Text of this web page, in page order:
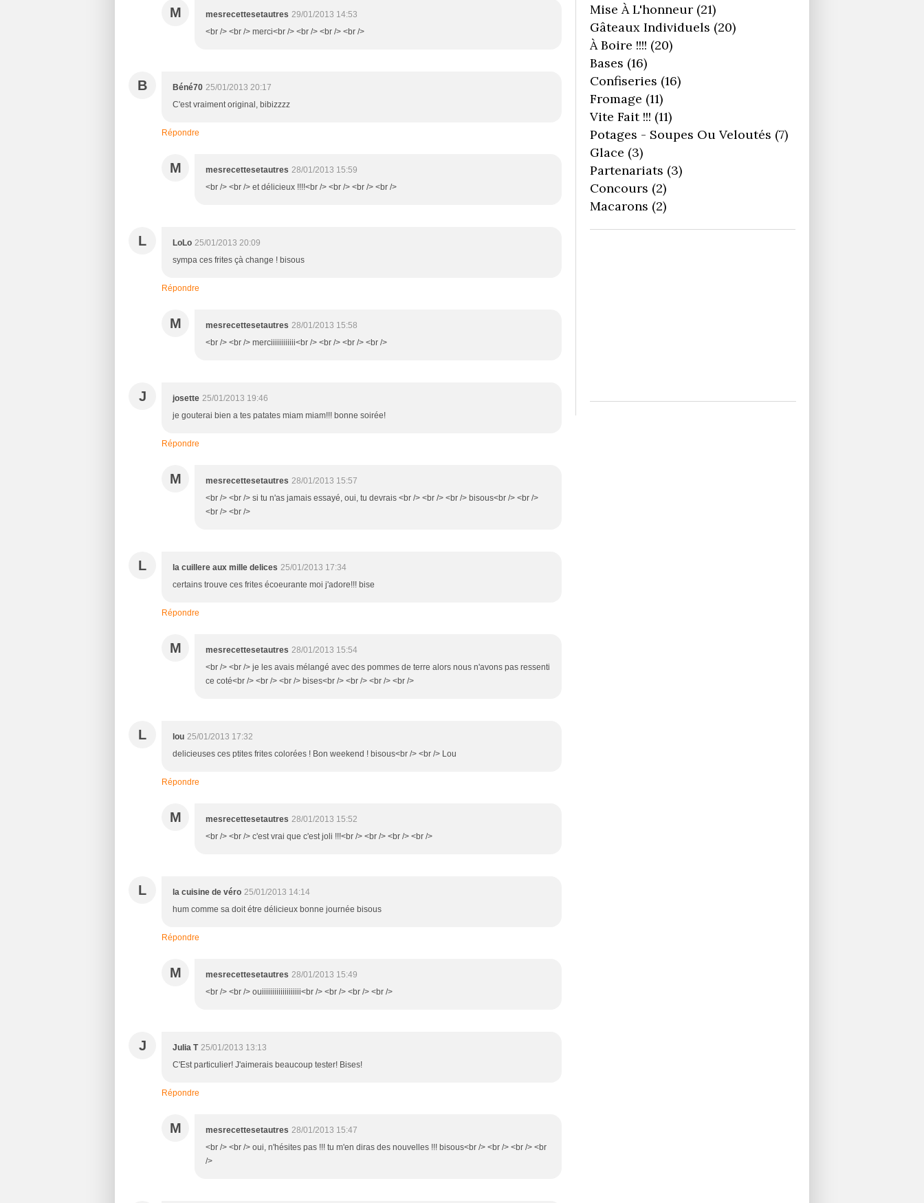
M mesrecettesetautres 29/01/2013 14:53
<br /> <br /> merci<br /> <br /> <br /> <br />
B Béné70 25/01/2013 20:17
C'est vraiment original, bibizzzz
Répondre
M mesrecettesetautres 28/01/2013 15:59
<br /> <br /> et délicieux !!!!<br /> <br /> <br /> <br />
L LoLo 25/01/2013 20:09
sympa ces frites çà change ! bisous
Répondre
M mesrecettesetautres 28/01/2013 15:58
<br /> <br /> merciiiiiiiiiiii<br /> <br /> <br /> <br />
J josette 25/01/2013 19:46
je gouterai bien a tes patates miam miam!!! bonne soirée!
Répondre
M mesrecettesetautres 28/01/2013 15:57
<br /> <br /> si tu n'as jamais essayé, oui, tu devrais <br /> <br /> <br /> bisous<br /> <br />
<br /> <br />
L la cuillere aux mille delices 25/01/2013 17:34
certains trouve ces frites écoeurante moi j'adore!!! bise
Répondre
M mesrecettesetautres 28/01/2013 15:54
<br /> <br /> je les avais mélangé avec des pommes de terre alors nous n'avons pas ressenti
ce coté<br /> <br /> <br /> bises<br /> <br /> <br /> <br />
L lou 25/01/2013 17:32
delicieuses ces ptites frites colorées ! Bon weekend ! bisous<br /> <br /> Lou
Répondre
M mesrecettesetautres 28/01/2013 15:52
<br /> <br /> c'est vrai que c'est joli !!!<br /> <br /> <br /> <br />
L la cuisine de véro 25/01/2013 14:14
hum comme sa doit étre délicieux bonne journée bisous
Répondre
M mesrecettesetautres 28/01/2013 15:49
<br /> <br /> ouiiiiiiiiiiiiiiiiiii<br /> <br /> <br /> <br />
J Julia T 25/01/2013 13:13
C'Est particulier! J'aimerais beaucoup tester! Bises!
Répondre
M mesrecettesetautres 28/01/2013 15:47
<br /> <br /> oui, n'hésites pas !!! tu m'en diras des nouvelles !!! bisous<br /> <br /> <br /> <br
/>
Mise À L'honneur (21)
Gâteaux Individuels (20)
À Boire !!!! (20)
Bases (16)
Confiseries (16)
Fromage (11)
Vite Fait !!! (11)
Potages - Soupes Ou Veloutés (7)
Glace (3)
Partenariats (3)
Concours (2)
Macarons (2)